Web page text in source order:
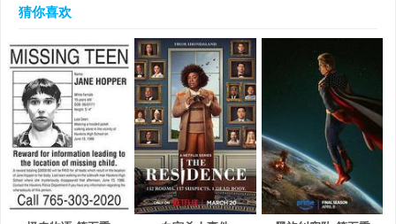
猜你喜欢